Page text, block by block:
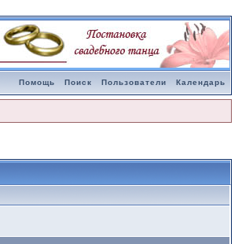
Помощь Поиск Пользователи Календарь